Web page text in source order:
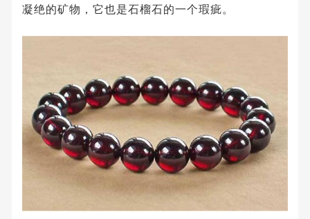
凝绝的矿物，它也是石榴石的一个瑕疵。